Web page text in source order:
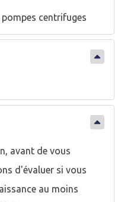
centrifuges
avant de vous
d'évaluer si vous
au moins